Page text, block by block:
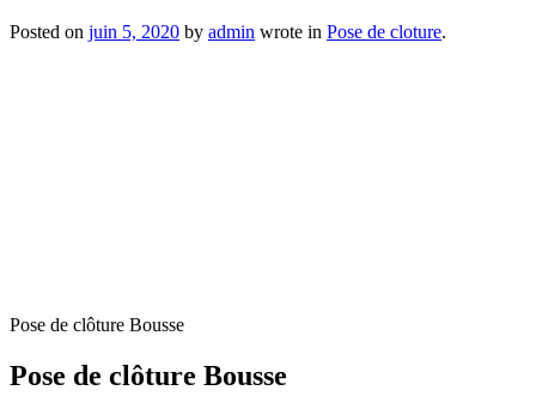
Posted on juin 5, 2020 by admin wrote in Pose de cloture.
Pose de clôture Bousse
Pose de clôture Bousse